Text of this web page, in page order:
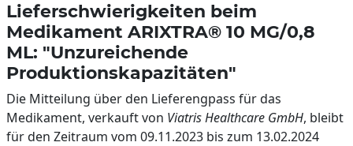
Lieferschwierigkeiten beim
Medikament ARIXTRA® 10 MG/0,8
ML: "Unzureichende
Produktionskapazitäten"
Die Mitteilung über den Lieferengpass für das
Medikament, verkauft von Viatris Healthcare GmbH, bleibt
für den Zeitraum vom 09.11.2023 bis zum 13.02.2024